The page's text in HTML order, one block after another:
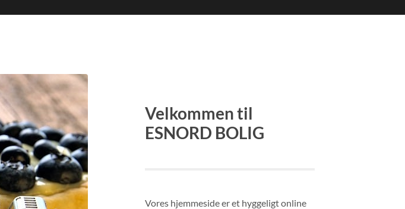
Velkommen til
ESNORD BOLIG
Vores hjemmeside er et hyggeligt online